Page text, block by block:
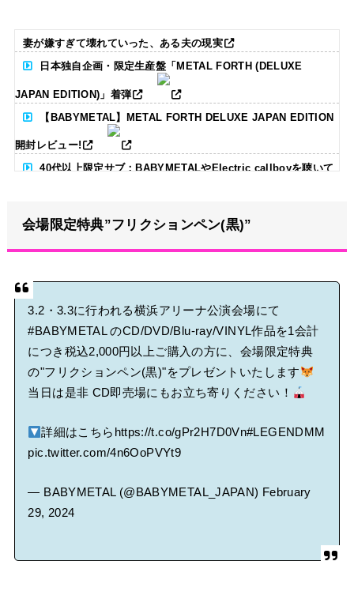
妻が嫌すぎて壊れていった、ある夫の現実
日本独自企画・限定生産盤「METAL FORTH (DELUXE
JAPAN EDITION)」着弾
【BABYMETAL】METAL FORTH DELUXE JAPAN EDITION
開封レビュー!
40代以上限定サブ：BABYMETALやElectric callboyを聴いて
BABYMETAL「CANNONBALL外伝」グッズ販売決定
会場限定特典”フリクションペン(黒)”
3.2・3.3に行われる横浜アリーナ公演会場にて
#BABYMETALのCD/DVD/Blu-ray/VINYL作品を1会計
につき税込2,000円以上ご購入の方に、会場限定特典
の"フリクションペン(黒)"をプレゼントいたします
当日は是非 CD即売場にもお立ち寄りください！
詳細はこちら https://t.co/gPr2H7D0Vn#LEGENDMM
pic.twitter.com/4n6OoPVYt9
— BABYMETAL (@BABYMETAL_JAPAN) February
29, 2024